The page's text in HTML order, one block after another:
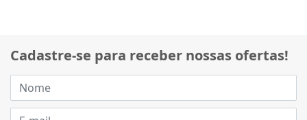
Cadastre-se para receber nossas ofertas!